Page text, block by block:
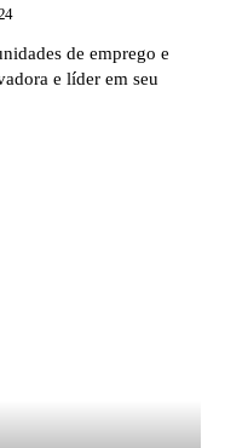
de emprego e
e líder em seu